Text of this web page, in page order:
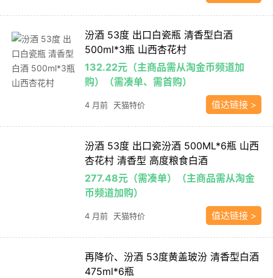
汾酒 53度 出口白瓷瓶 清香型白酒
500ml*3瓶 山西杏花村
132.22元（主商品需从淘金币频道加
购）（需凑单、需首购）
4 月前 天猫特价 值达链接 >
汾酒 53度 出口瓷汾酒 500ML*6瓶 山西
杏花村 清香型 高度粮食白酒
277.48元（需凑单）（主商品需从淘金
币频道加购）
4 月前 天猫特价 值达链接 >
再降价、汾酒 53度黄盖玻汾 清香型白酒
475ml*6瓶